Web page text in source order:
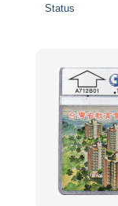
Status